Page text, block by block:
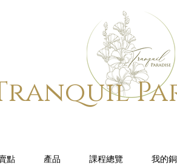
點 產品 課程總覽 我的